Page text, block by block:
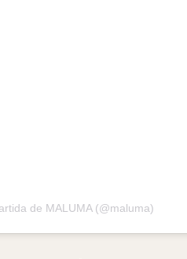
de MALUMA (@maluma)